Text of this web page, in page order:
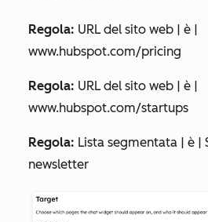
Regola: URL del sito web | è |
www.hubspot.com/pricing
Regola: URL del sito web | è |
www.hubspot.com/startups
Regola: Lista segmentata | è |
newsletter